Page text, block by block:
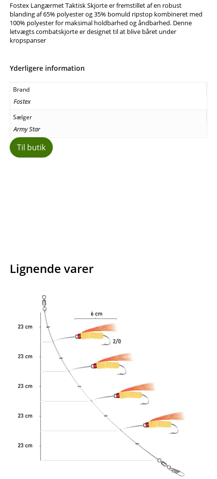
Fostex Langærmet Taktisk Skjorte er fremstillet af en robust
blanding af 65% polyester og 35% bomuld ripstop kombineret med
100% polyester for maksimal holdbarhed og åndbarhed. Denne
letvægts combatskjorte er designet til at blive båret under
kropspanser
Yderligere information
Brand
Fostex
Sælger
Army Star
Til butik
Lignende varer